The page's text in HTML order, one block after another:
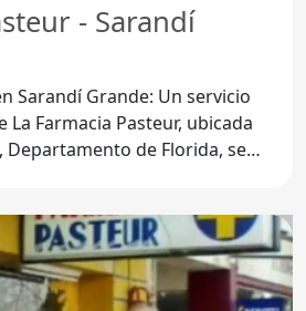
- Sarandí
Sarandí Grande: Un servicio
Departamento de Florida, se